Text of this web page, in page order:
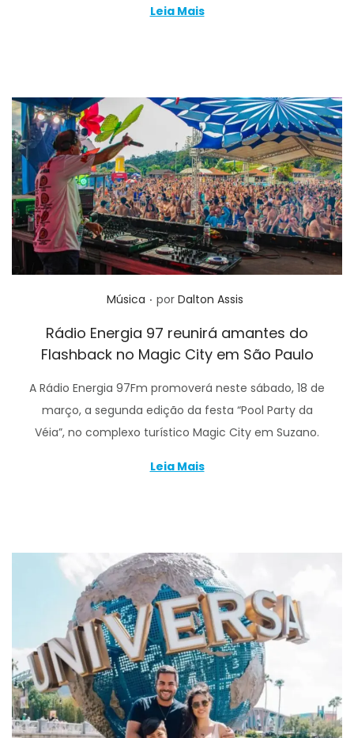
Leia Mais
Posted in
Música . por Dalton Assis
Rádio Energia 97 reunirá amantes do
Flashback no Magic City em São Paulo
A Rádio Energia 97Fm promoverá neste sábado, 18 de
março, a segunda edição da festa “Pool Party da
Véia”, no complexo turístico Magic City em Suzano.
Leia Mais